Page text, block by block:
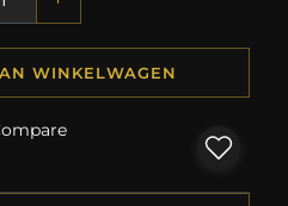
WINKELWAGEN